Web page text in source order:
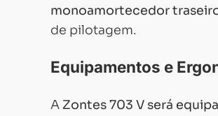
monoamortecedor
de pilotagem.
Equipamentos e
A Zontes 703 V será